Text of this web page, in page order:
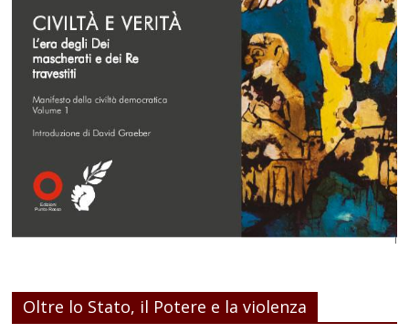
Oltre lo Stato, il Potere e la violenza